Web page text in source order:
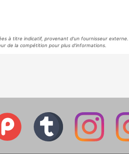
à titre indicatif, provenant d'un fournisseur externe.
de la compétition pour plus d'informations.